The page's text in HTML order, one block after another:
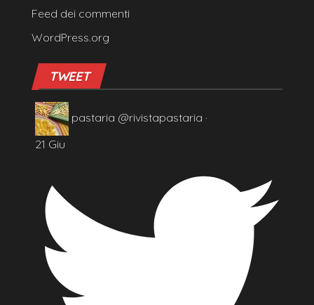
Feed dei commenti
WordPress.org
TWEET
pastaria @rivistapastaria ·
21 Giu